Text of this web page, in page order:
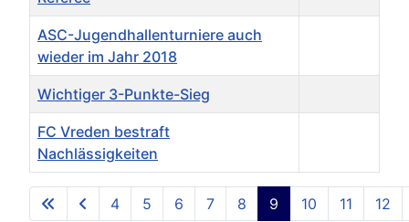
Beiträge
ASC-Jugendhallenturniere auch
wieder im Jahr 2018
Wichtiger 3-Punkte-Sieg
FC Vreden bestraft
Nachlässigkeiten
Seite 9 von 17
4 5 6 7 8 9 10 11 12